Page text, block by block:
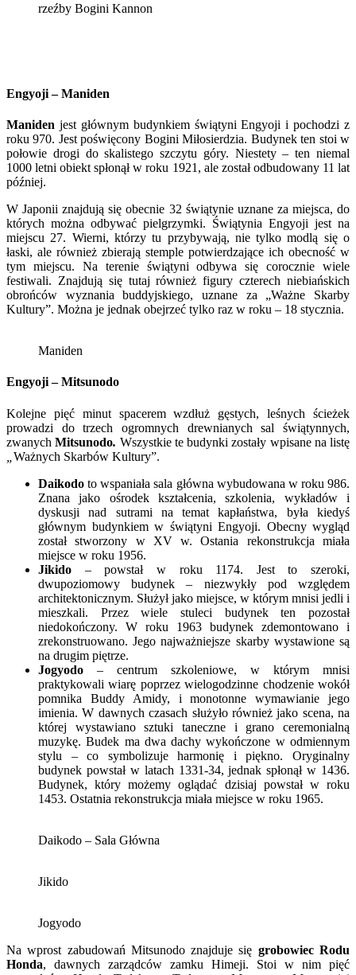
rzeźby Bogini Kannon
Engyoji–Maniden
Maniden jest głównym budynkiem świątyni Engyoji i pochodzi z
roku 970. Jest poświęcony Bogini Miłosierdzia. Budynek ten stoi w
połowie drogi do skalistego szczytu góry. Niestety – ten niemal
1000 letni obiekt spłonął w roku 1921, ale został odbudowany 11 lat
później.
W Japonii znajdują się obecnie 32 świątynie uznane za miejsca, do
których można odbywać pielgrzymki. Świątynia Engyoji jest na
miejscu 27. Wierni, którzy tu przybywają, nie tylko modlą się o
łaski, ale również zbierają stemple potwierdzające ich obecność w
tym miejscu. Na terenie świątyni odbywa się corocznie wiele
festiwali. Znajdują się tutaj również figury czterech niebiańskich
obrońców wyznania buddyjskiego, uznane za „Ważne Skarby
Kultury”. Można je jednak obejrzeć tylko raz w roku – 18 stycznia.
Maniden
Engyoji –Mitsunodo
Kolejne pięć minut spacerem wzdłuż gęstych, leśnych ścieżek
prowadzi do trzech ogromnych drewnianych sal świątynnych,
zwanychMitsunodo. Wszystkie te budynki zostały wpisane na listę
Ważnych Skarbów Kultury”.
Daikodo to wspaniała sala główna wybudowana w roku 986.
Znana jako ośrodek kształcenia, szkolenia, wykładów i
dyskusji nad sutrami na temat kapłaństwa, była kiedyś
głównym budynkiem w świątyni Engyoji. Obecny wygląd
został stworzony w XV w. Ostania rekonstrukcja miała
miejsce w roku 1956.
Jikido – powstał w roku 1174. Jest to szeroki,
dwupoziomowy budynek – niezwykły pod względem
architektonicznym. Służył jako miejsce, w którym mnisi jedli i
mieszkali. Przez wiele stuleci budynek ten pozostał
niedokończony. W roku 1963 budynek zdemontowano i
zrekonstruowano. Jego najważniejsze skarby wystawione są
na drugim piętrze.
Jogyodo – centrum szkoleniowe, w którym mnisi
praktykowali wiarę poprzez wielogodzinne chodzenie wokół
pomnika Buddy Amidy, i monotonne wymawianie jego
imienia. W dawnych czasach służyło również jako scena, na
której wystawiano sztuki taneczne i grano ceremonialną
muzykę. Budek ma dwa dachy wykończone w odmiennym
stylu – co symbolizuje harmonię i piękno. Oryginalny
budynek powstał w latach 1331-34, jednak spłonął w 1436.
Budynek, który możemy oglądać dzisiaj powstał w roku
1453. Ostatnia rekonstrukcja miała miejsce w roku 1965.
Daikodo – Sala Główna
Jikido
Jogyodo
Na wprost zabudowań Mitsunodo znajduje się grobowiec Rodu
Honda, dawnych zarządców zamku Himeji. Stoi w nim pięć